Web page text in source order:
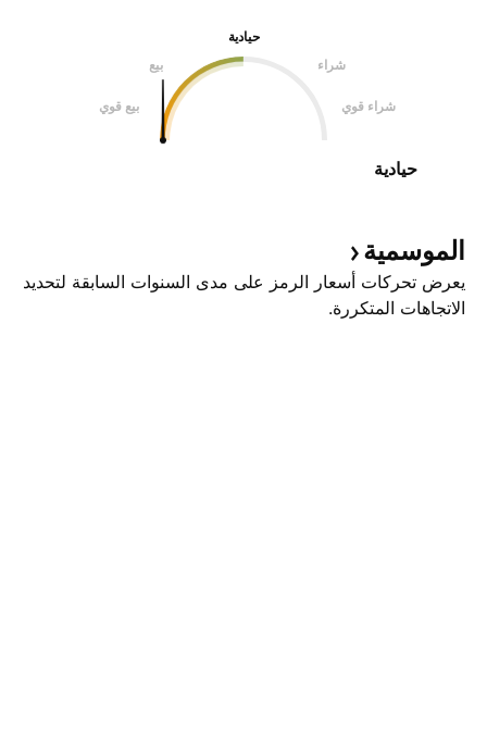
حيادية
بيع
شراء
بيع قوي شراء قوي
حيادية
الموسمية
يعرض تحركات أسعار الرمز على مدى السنوات السابقة لتحديد
الاتجاهات المتكررة.